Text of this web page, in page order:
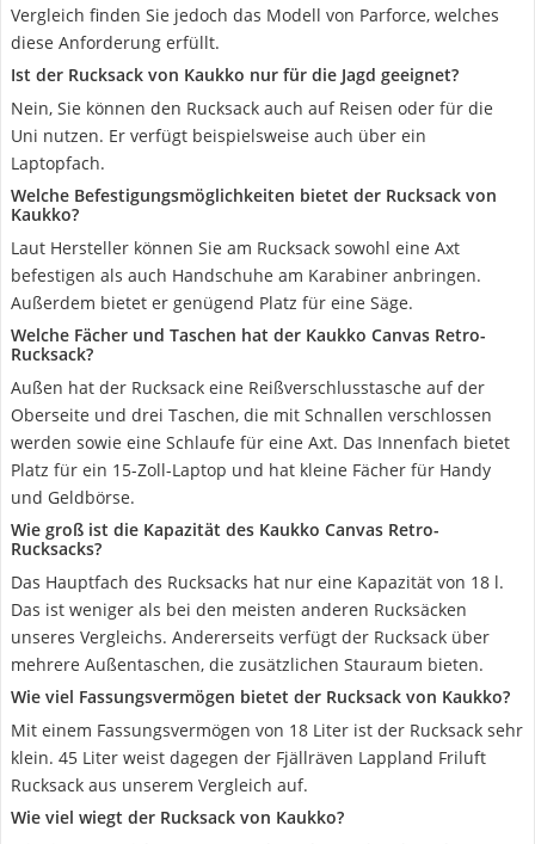
Vergleich finden Sie jedoch das Modell von Parforce, welches
diese Anforderung erfüllt.
Ist der Rucksack von Kaukko nur für die Jagd geeignet?
Nein, Sie können den Rucksack auch auf Reisen oder für die
Uni nutzen. Er verfügt beispielsweise auch über ein
Laptopfach.
Welche Befestigungsmöglichkeiten bietet der Rucksack von
Kaukko?
Laut Hersteller können Sie am Rucksack sowohl eine Axt
befestigen als auch Handschuhe am Karabiner anbringen.
Außerdem bietet er genügend Platz für eine Säge.
Welche Fächer und Taschen hat der Kaukko Canvas Retro-
Rucksack?
Außen hat der Rucksack eine Reißverschlusstasche auf der
Oberseite und drei Taschen, die mit Schnallen verschlossen
werden sowie eine Schlaufe für eine Axt. Das Innenfach bietet
Platz für ein 15-Zoll-Laptop und hat kleine Fächer für Handy
und Geldbörse.
Wie groß ist die Kapazität des Kaukko Canvas Retro-
Rucksacks?
Das Hauptfach des Rucksacks hat nur eine Kapazität von 18 l.
Das ist weniger als bei den meisten anderen Rucksäcken
unseres Vergleichs. Andererseits verfügt der Rucksack über
mehrere Außentaschen, die zusätzlichen Stauraum bieten.
Wie viel Fassungsvermögen bietet der Rucksack von Kaukko?
Mit einem Fassungsvermögen von 18 Liter ist der Rucksack sehr
klein. 45 Liter weist dagegen der Fjällräven Lappland Friluft
Rucksack aus unserem Vergleich auf.
Wie viel wiegt der Rucksack von Kaukko?